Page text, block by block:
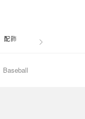
配飾 生活
Baseball